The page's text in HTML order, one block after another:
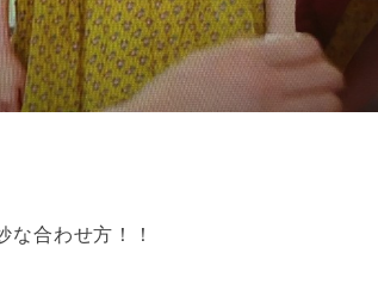
な合わせ方！！